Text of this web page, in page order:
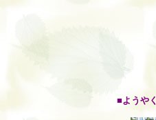
■ようや